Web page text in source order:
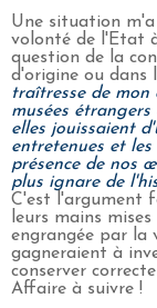
Une situation m'a
volonté de l'Etat
question de la
d'origine ou dans
traîtresse de mon
musées
elles jouissaient
entretenues et
présence de nos
plus ignare de
C'est l'argument
leurs mains
engrangée par la
gagneraient à
conserver
Affaire à suivre !